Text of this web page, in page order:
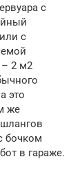
с
с
– 2 м2
это
же
бочком
в гараже.